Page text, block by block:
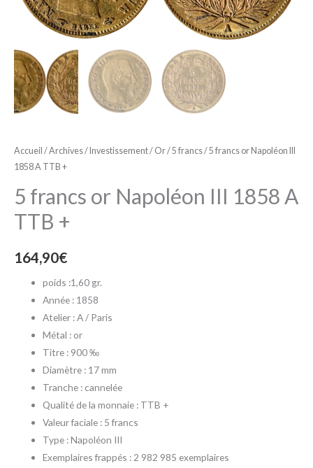
Accueil /Archives/Investissement/ Or/5 francs/ 5 francs or Napoléon III
1858 A TTB +
5 francs or Napoléon III 1858 A
TTB +
164,90€
poids :1,60 gr.
Année : 1858
Atelier : A / Paris
Métal : or
Titre : 900 ‰
Diamètre : 17 mm
Tranche : cannelée
Qualité de la monnaie : TTB +
Valeur faciale : 5 francs
Type : Napoléon III
Exemplaires frappés : 2 982 985 exemplaires